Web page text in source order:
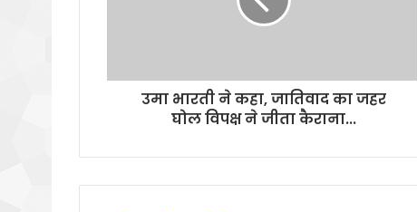
उमा भारती ने कहा, जातिवाद का जहर
घोल विपक्ष ने जीता कैराना...